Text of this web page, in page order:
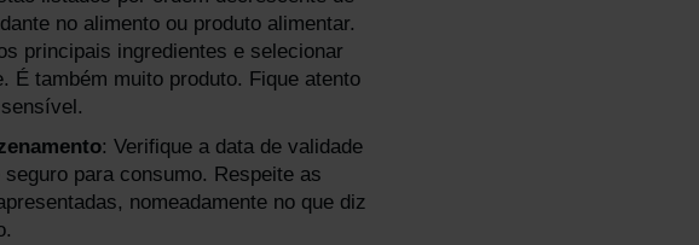
no alimento ou produto alimentar.
principais ingredientes e selecionar
É também muito produto. Fique atento
: Verifique a data de validade
para consumo. Respeite as
nomeadamente no que diz